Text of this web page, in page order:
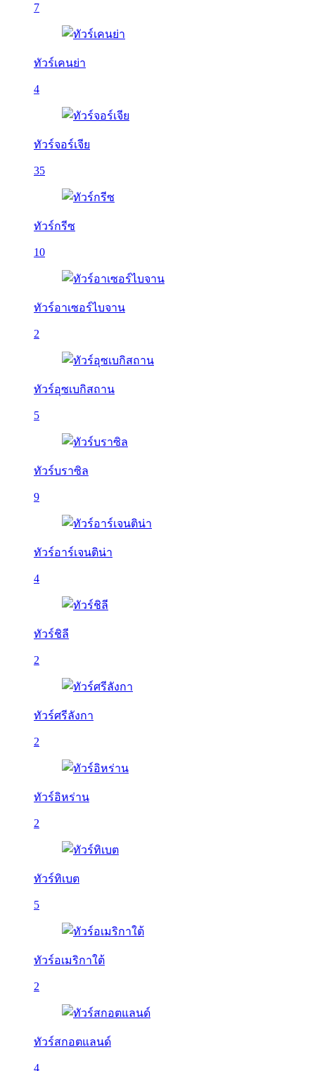
7
ทัวร์เคนย่า
4
ทัวร์จอร์เจีย
35
ทัวร์กรีซ
10
ทัวร์อาเซอร์ไบจาน
2
ทัวร์อุซเบกิสถาน
5
ทัวร์บราซิล
9
ทัวร์อาร์เจนติน่า
4
ทัวร์ชิลี
2
ทัวร์ศรีลังกา
2
ทัวร์อิหร่าน
2
ทัวร์ทิเบต
5
ทัวร์อเมริกาใต้
2
ทัวร์สกอตแลนด์
4